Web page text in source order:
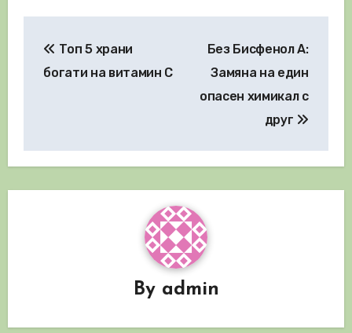
Топ 5 храни
богати на витамин C
Без Бисфенол А:
Замяна на един
опасен химикал с
друг
By admin